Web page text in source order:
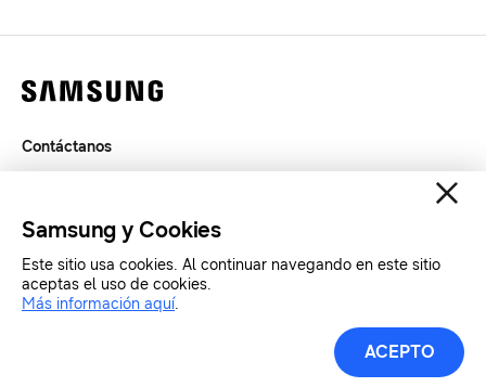
Contáctanos
SAMSUNG.COM
Copyright© SAMSUNG Todos los derechos reservados.
Samsung y Cookies
Este sitio usa cookies. Al continuar navegando en este sitio
aceptas el uso de cookies.
Más información aquí.
ACEPTO